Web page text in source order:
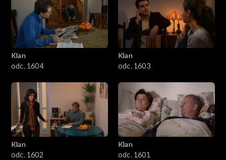
Klan
odc. 1604
Klan
odc. 1603
Klan
odc. 1602
Klan
odc. 1601